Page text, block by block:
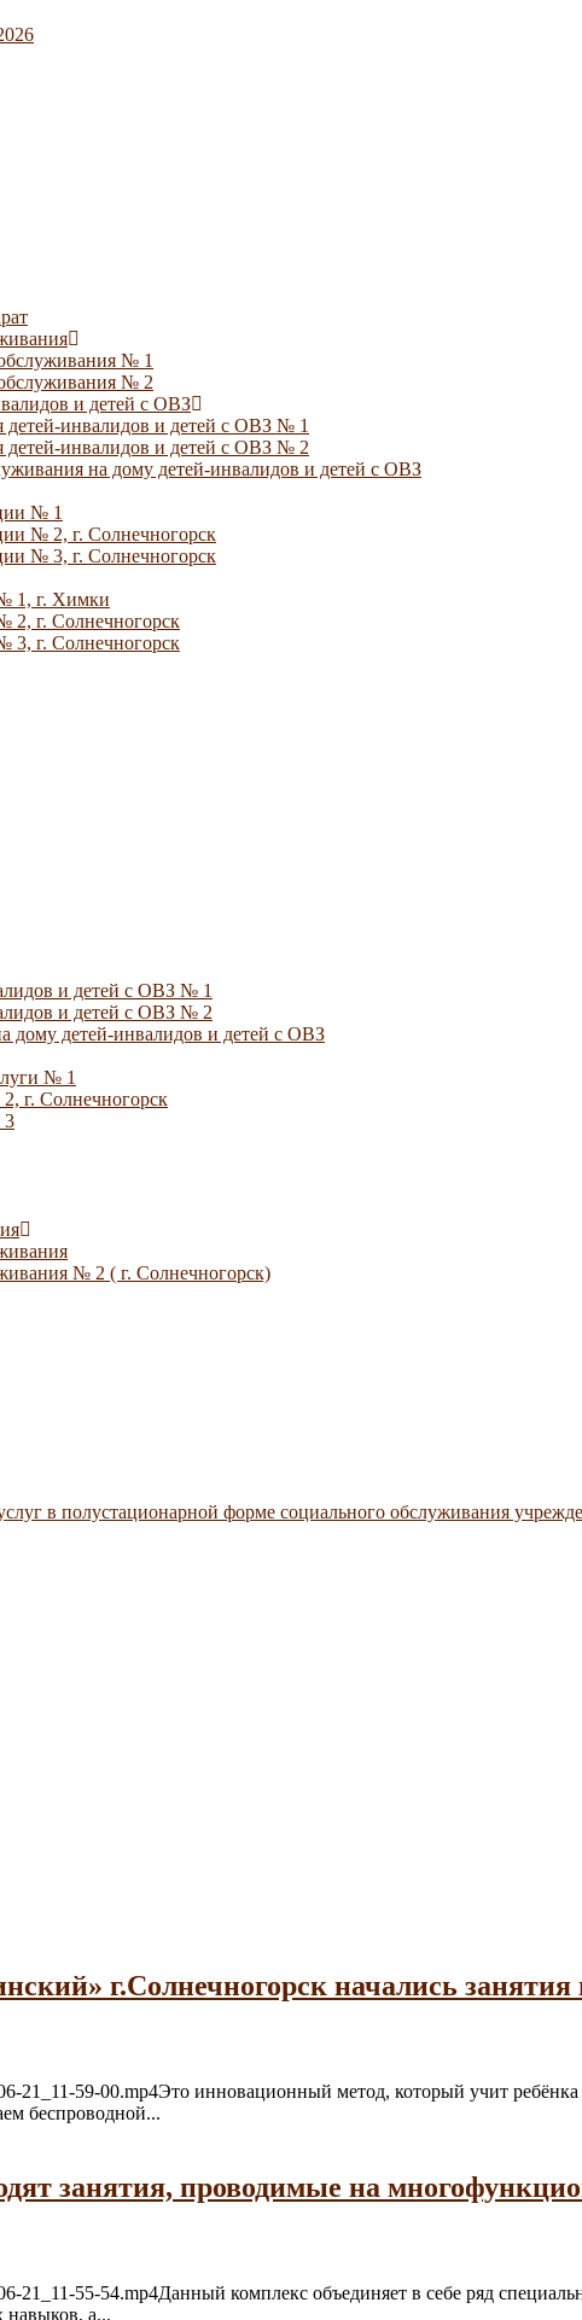
№ 1
№ 2
и детей с ОВЗ
детей-инвалидов и детей с ОВЗ № 1
детей-инвалидов и детей с ОВЗ № 2
на дому детей-инвалидов и детей с ОВЗ
№ 1
№ 2, г. Солнечногорск
№ 3, г. Солнечногорск
1, г. Химки
2, г. Солнечногорск
3, г. Солнечногорск
и детей с ОВЗ № 1
и детей с ОВЗ № 2
дому детей-инвалидов и детей с ОВЗ
№ 1
г. Солнечногорск
3
№ 2 ( г. Солнечногорск)
в полустационарной форме социального обслуживания
г.Солнечногорск начались
21_11-59-00.mp4Это инновационный метод, который учит
беспроводной...
занятия, проводимые на
21_11-55-54.mp4Данный комплекс объединяет в себе ряд
навыков, а...